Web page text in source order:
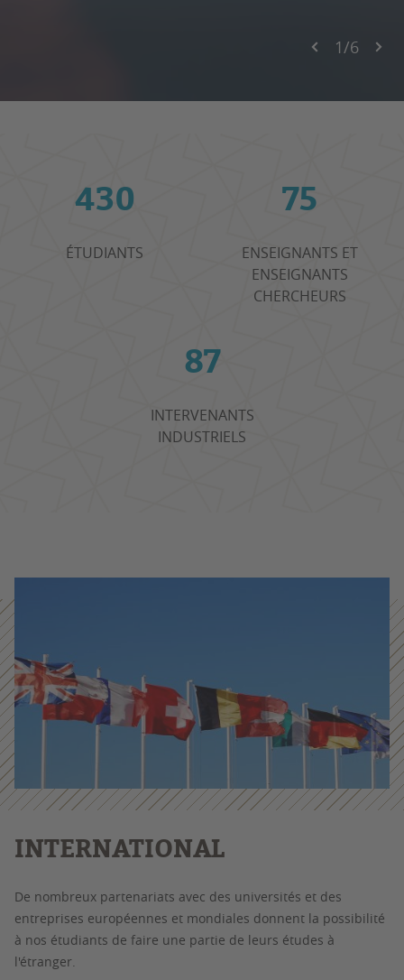
1/6
430
ÉTUDIANTS
75
ENSEIGNANTS ET
ENSEIGNANTS
CHERCHEURS
87
INTERVENANTS
INDUSTRIELS
INTERNATIONAL
De nombreux partenariats avec des universités et des
entreprises européennes et mondiales donnent la possibilité
à nos étudiants de faire une partie de leurs études à
l'étranger.